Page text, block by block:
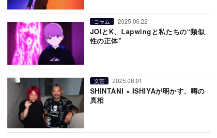
コラム 2025.06.22
JOIとK、Lapwingと私たちの“類似
性の正体”
文芸 2025.08.01
SHINTANI × ISHIYAが明かす、噂の
真相